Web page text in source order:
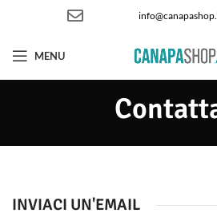
MENU
INVIACI UN'EMAIL